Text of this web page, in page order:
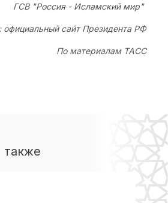
ГСВ "Россия - Исламский мир"
официальный сайт Президента РФ
По материалам ТАСС
также